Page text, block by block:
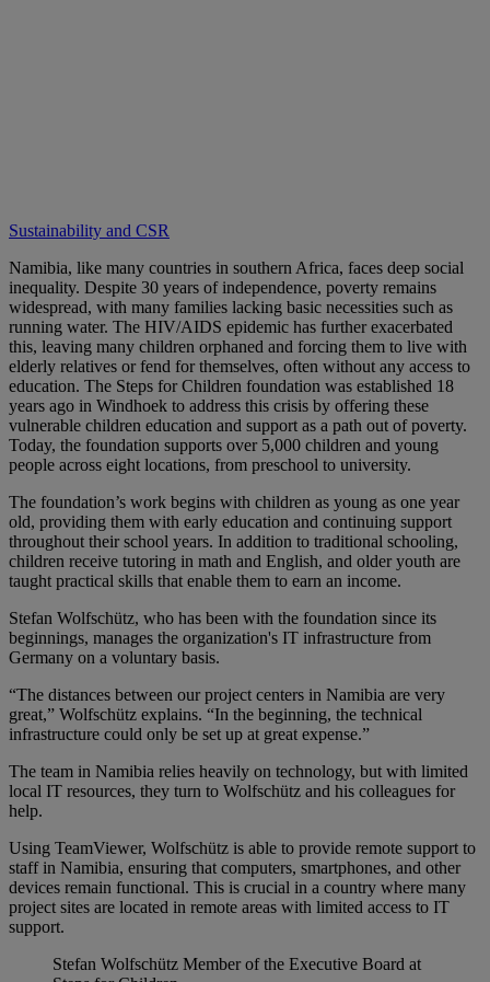
Sustainability and CSR
Namibia, like many countries in southern Africa, faces deep social
inequality. Despite 30 years of independence, poverty remains
widespread, with many families lacking basic necessities such as
running water. The HIV/AIDS epidemic has further exacerbated
this, leaving many children orphaned and forcing them to live with
elderly relatives or fend for themselves, often without any access to
education. The Steps for Children foundation was established 18
years ago in Windhoek to address this crisis by offering these
vulnerable children education and support as a path out of poverty.
Today, the foundation supports over 5,000 children and young
people across eight locations, from preschool to university.
The foundation’s work begins with children as young as one year
old, providing them with early education and continuing support
throughout their school years. In addition to traditional schooling,
children receive tutoring in math and English, and older youth are
taught practical skills that enable them to earn an income.
Stefan Wolfschütz, who has been with the foundation since its
beginnings, manages the organization's IT infrastructure from
Germany on a voluntary basis.
“The distances between our project centers in Namibia are very
great,” Wolfschütz explains. “In the beginning, the technical
infrastructure could only be set up at great expense.”
The team in Namibia relies heavily on technology, but with limited
local IT resources, they turn to Wolfschütz and his colleagues for
help.
Using TeamViewer, Wolfschütz is able to provide remote support to
staff in Namibia, ensuring that computers, smartphones, and other
devices remain functional. This is crucial in a country where many
project sites are located in remote areas with limited access to IT
support.
Stefan Wolfschütz Member of the Executive Board at